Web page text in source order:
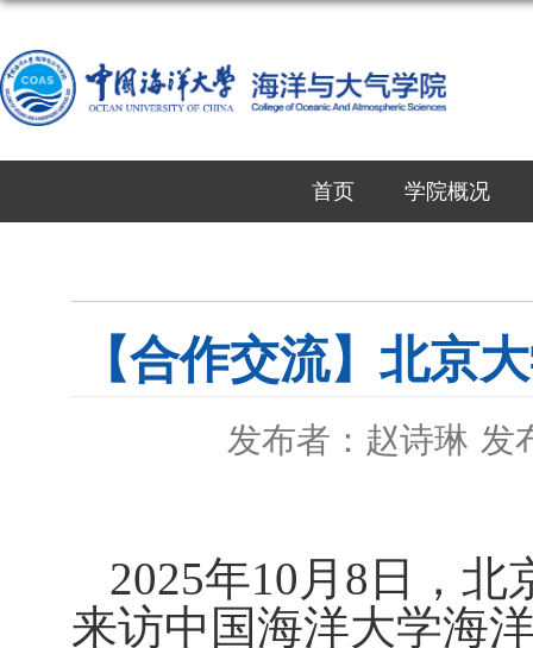
首页 学院概况
【合作交流】北京
发布者：赵诗琳 发
2025年10 月 8 日，北
来访中国海洋大学海